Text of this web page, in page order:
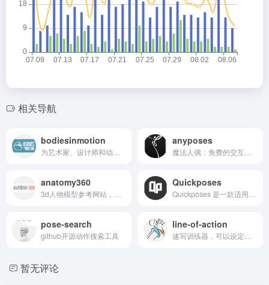
相关导航
bodiesinmotion anyposes
anatomy360 Quickposes
pose-search
github开源动作搜索工具
line-of-action
暂无评论